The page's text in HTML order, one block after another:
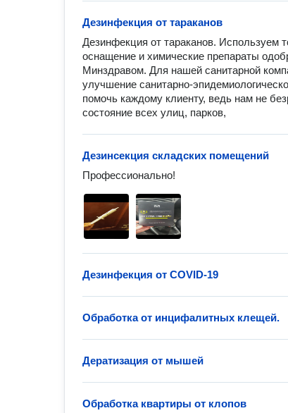
Дезинфекция от тараканов
Дезинфекция от тараканов. Используем
оснащение и химические препараты
Минздравом. Для нашей санитарной
улучшение санитарно-
помочь каждому клиенту, ведь нам не
состояние всех улиц, парков,
Дезинсекция складских помещений
Профессионально!
Дезинфекция от COVID-19
Обработка от инцифалитных клещей.
Дератизaция от мышей
Обработка квартиры от клопов